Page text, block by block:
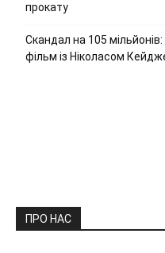
прокату
Скандал на 105
фільм із Ніколасом
ПРО НАС